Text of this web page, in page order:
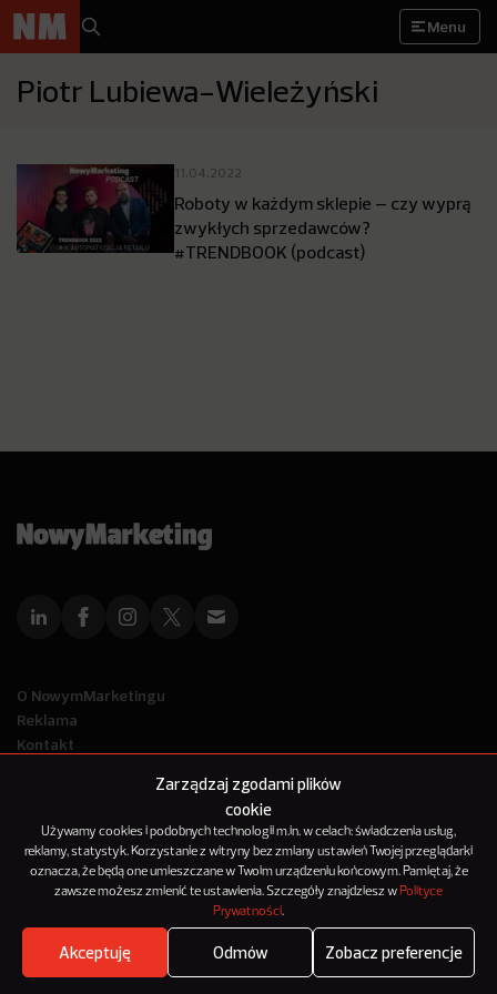
Zarządzaj zgodami plików
cookie
Używamy cookies i podobnych technologii m.in. w celach: świadczenia usług,
reklamy, statystyk. Korzystanie z witryny bez zmiany ustawień Twojej przeglądarki
oznacza, że będą one umieszczane w Twoim urządzeniu końcowym. Pamiętaj, że
zawsze możesz zmienić te ustawienia. Szczegóły znajdziesz w Polityce
Prywatności.
Akceptuję Odmów Zobacz preferencje
Menu
Piotr Lubiewa-Wieleżyński
11.04.2022
Roboty w każdym sklepie – czy wyprą
zwykłych sprzedawców?
#TRENDBOOK (podcast)
Where's the beef?
O NowymMarketingu
Reklama
Kontakt
© 2012-2025
NowyMarketing jest marką 143Media Sp. z o.o.